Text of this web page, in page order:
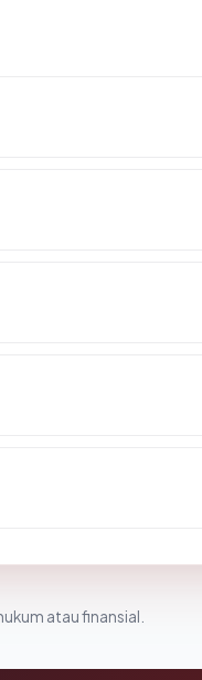
atau finansial.